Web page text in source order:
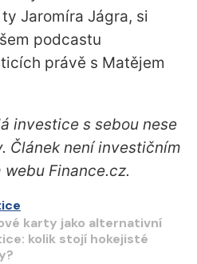
Jaromíra Jágra, si
podcastu
právě s Matějem
investice s sebou nese
Článek není investičním
Finance.cz.
karty jako alternativní
kolik stojí hokejisté